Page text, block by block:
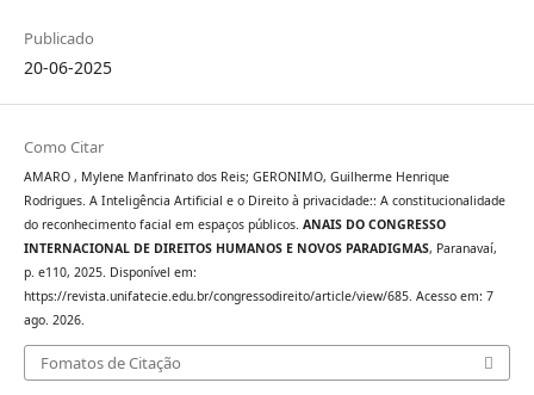
Publicado
20-06-2025
Como Citar
AMARO , Mylene Manfrinato dos Reis; GERONIMO, Guilherme Henrique
Rodrigues. A Inteligência Artificial e o Direito à privacidade:: A constitucionalidade
do reconhecimento facial em espaços públicos. ANAIS DO CONGRESSO
INTERNACIONAL DE DIREITOS HUMANOS E NOVOS PARADIGMAS, Paranavaí,
p. e110, 2025. Disponível em:
https://revista.unifatecie.edu.br/congressodireito/article/view/685. Acesso em: 7
ago. 2026.
Fomatos de Citação